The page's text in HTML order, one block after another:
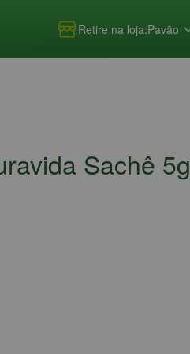
Retire na loja:Pavão
Sachê 5g